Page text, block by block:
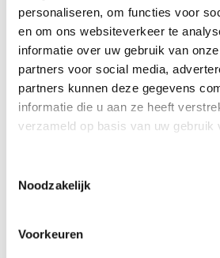
personaliseren, om functies voor
en om ons websiteverkeer te
informatie over uw gebruik van
partners voor social media,
partners kunnen deze gegevens
informatie die u aan ze heeft
verzameld op basis van uw gebruik
Noodzakelijk
Voorkeuren
Officieel en erkende merkdealer
Gratis verzending vanaf € 99,00
Servicegericht met kwaliteit
Internationaal verzonden met
Professionele montage mogelijk